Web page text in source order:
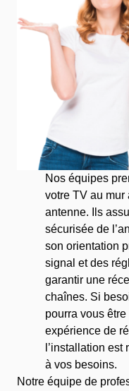
Nos équipes
votre TV au
antenne. Ils
sécurisée de
son orientation
signal et des
garantir une
chaînes. Si
pourra vous
expérience de
l’installation
à vos besoins.
Notre équipe de